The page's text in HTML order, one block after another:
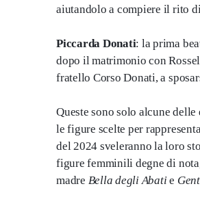
aiutandolo a compiere il rito
Piccarda Donati: la prima
dopo il matrimonio con
fratello Corso Donati, a
Queste sono solo alcune
le figure scelte per
del 2024 sveleranno la loro
figure femminili degne di
madre Bella degli Abati e